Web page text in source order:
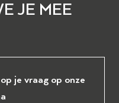
JE MEE
je vraag op onze